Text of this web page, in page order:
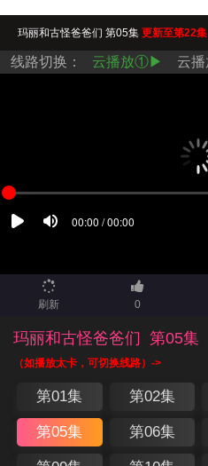
玛丽和古怪爸爸们 第05集 更新至第22集
刷新 0
玛丽和古怪爸爸们 第05集
（如播放太卡，可切换线路）->
第01集 第02集
第05集 第06集